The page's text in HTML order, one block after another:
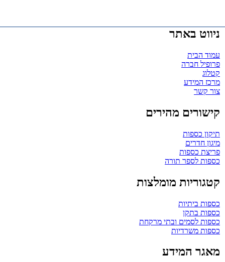
ניווט באתר
עמוד הבית
פרופיל חברה
קטלוג
מרכז המידע
צור קשר
קישורים מהירים
תיקון כספות
מיגון חדרים
פריצת כספות
כספות לספר תורה
קטגוריות מומלצות
כספות ביתיות
כספות בתקן
כספות לסמים ובתי מרקחת
כספות משרדיות
מאגר המידע